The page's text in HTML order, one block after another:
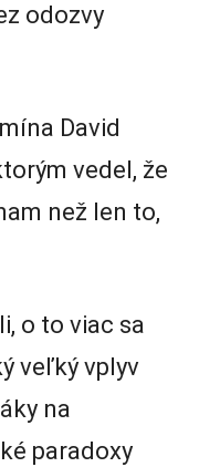
odozvy
David
vedel, že
než len to,
o to viac sa
veľký vplyv
na
paradoxy